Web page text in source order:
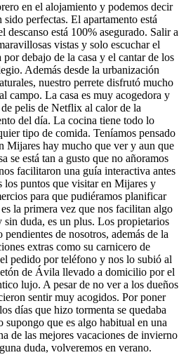
en el alojamiento y podemos decir
sido perfectas. El apartamento está
descanso está 100% asegurado. Salir a
vistas y solo escuchar el
debajo de la casa y el cantar de los
Además desde la urbanización
nuestro perrete disfrutó mucho
campo. La casa es muy acogedora y
pelis de Netflix al calor de la
del día. La cocina tiene todo lo
tipo de comida. Teníamos pensado
Mijares hay mucho que ver y aun que
se está tan a gusto que no añoramos
facilitaron una guía interactiva antes
los puntos que visitar en Mijares y
para que pudiéramos planificar
la primera vez que nos facilitan algo
duda, es un plus. Los propietarios
de nosotros, además de la
extras como su carnicero de
pedido por teléfono y nos lo subió al
de Ávila llevado a domicilio por el
lujo. A pesar de no ver a los dueños
sentir muy acogidos. Por poner
días que hizo tormenta se quedaba
supongo que es algo habitual en una
de las mejores vacaciones de invierno
duda, volveremos en verano.